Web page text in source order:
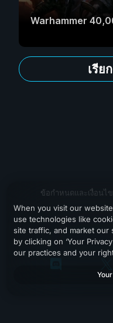
Warhammer
เรีย
ข้อกำหนดและเงื่อนไข
When you visit our
use technologies like
site traffic, and market
by clicking on ‘Your
our practices and your